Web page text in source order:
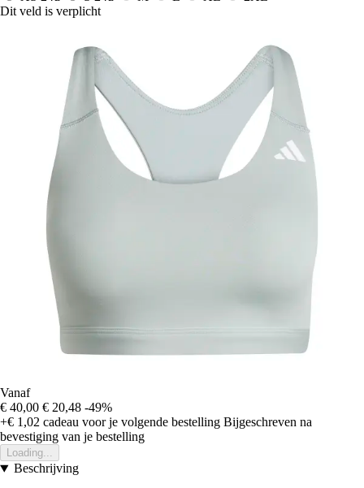
Dit veld is verplicht
Vanaf
€ 40,00 € 20,48 -49%
+€ 1,02 cadeau voor je volgende bestelling Bijgeschreven na
bevestiging van je bestelling
Loading...
Beschrijving